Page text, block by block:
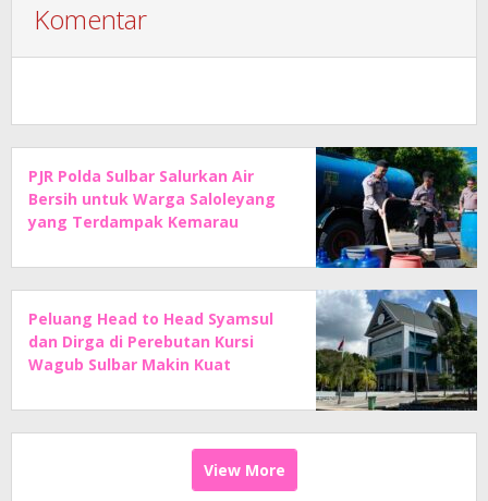
Komentar
PJR Polda Sulbar Salurkan Air
Bersih untuk Warga Saloleyang
yang Terdampak Kemarau
Peluang Head to Head Syamsul
dan Dirga di Perebutan Kursi
Wagub Sulbar Makin Kuat
View More